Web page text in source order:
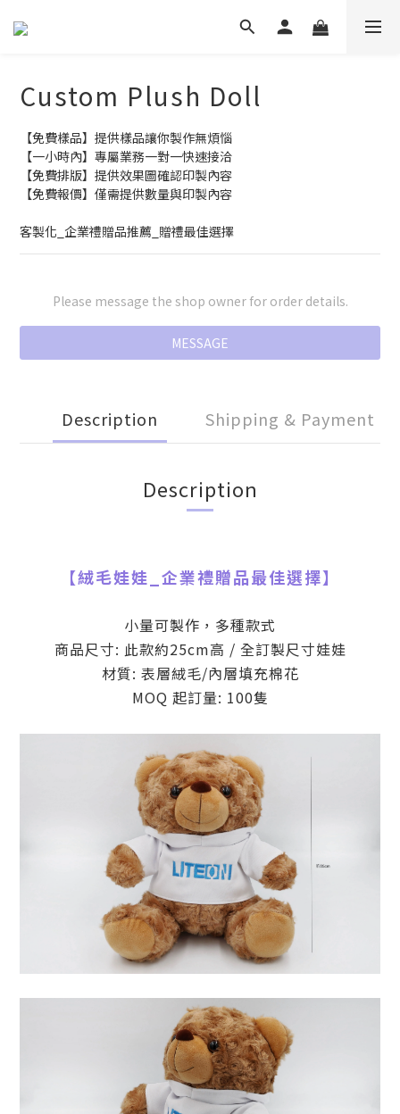
Custom Plush Doll
【免費樣品】提供樣品讓你製作無煩惱
【一小時內】專屬業務一對一快速接洽
【免費排版】提供效果圖確認印製內容
【免費報價】僅需提供數量與印製內容
客製化_企業禮贈品推薦_贈禮最佳選擇
Please message the shop owner for order details.
MESSAGE
Description Shipping & Payment
Description
【絨毛娃娃 企業禮贈品最佳選擇】
小量可製作，多種款式
商品尺寸: 此款約25cm高 / 全訂製尺寸娃娃
材質: 表層絨毛/內層填充棉花
MOQ 起訂量: 100隻